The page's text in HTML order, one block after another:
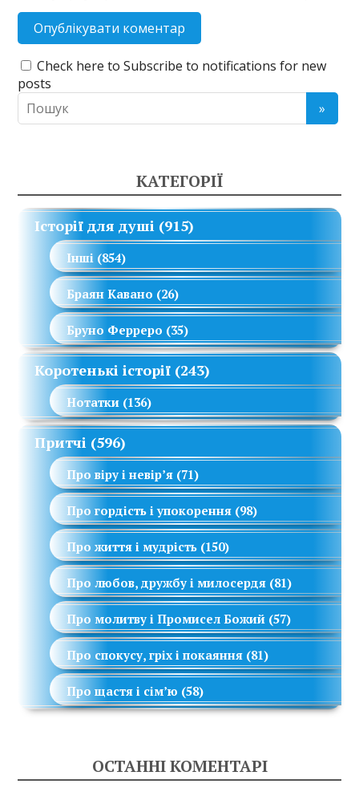
Check here to Subscribe to notifications for new
posts
КАТЕГОРІЇ
Історії для душі (915)
Інші (854)
Браян Кавано (26)
Бруно Ферреро (35)
Коротенькі історії (243)
Нотатки (136)
Притчі (596)
Про віру і невір’я (71)
Про гордість і упокорення (98)
Про життя і мудрість (150)
Про любов, дружбу і милосердя (81)
Про молитву і Промисел Божий (57)
Про спокусу, гріх і покаяння (81)
Про щастя і сім’ю (58)
ОСТАННІ КОМЕНТАРІ